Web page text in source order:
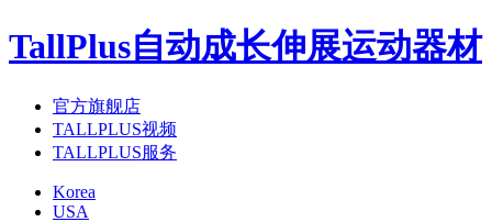
TallPlus自动成长伸展运动器材
官方旗舰店
TALLPLUS视频
TALLPLUS服务
Korea
USA